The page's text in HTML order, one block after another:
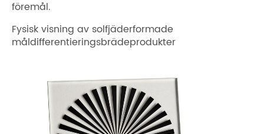
föremål.
Fysisk visning av solfjäderformade
måldifferentieringsbrädeprodukter